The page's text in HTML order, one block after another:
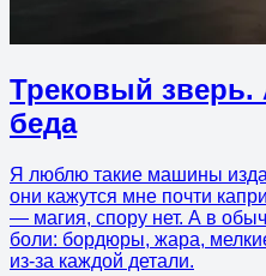
Трековый
беда
Я люблю такие машины
они кажутся мне почти
— магия, спору нет. А в
боли: бордюры, жара,
из-за каждой детали.